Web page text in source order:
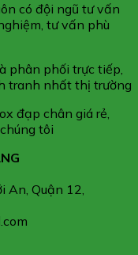
có đội ngũ tư vấn
tư vấn phù
phân phối trực tiếp,
tranh nhất thị trường
đạp chân giá rẻ,
tôi
An, Quận 12,